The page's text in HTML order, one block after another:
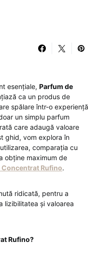
esențiale, Parfum de
ca un produs de
spălare într-o experiență
un simplu parfum
care adaugă valoare
ghid, vom explora în
comparația cu
obține maximum de
Concentrat Rufino.
ridicată, pentru a
lizibilitatea și valoarea
Rufino?